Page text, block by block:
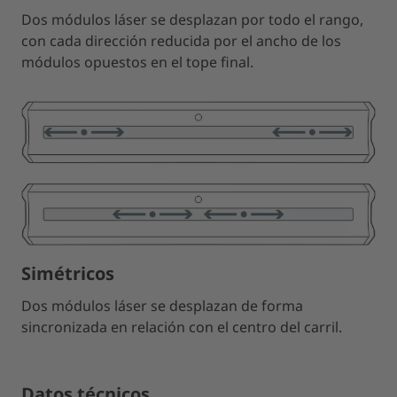
Dos módulos láser se desplazan por todo el rango,
con cada dirección reducida por el ancho de los
módulos opuestos en el tope final.
Simétricos
Dos módulos láser se desplazan de forma
sincronizada en relación con el centro del carril.